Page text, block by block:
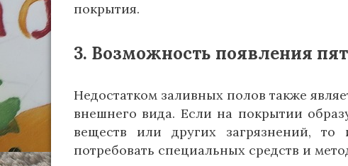
покрытия.
3. Возможность появления
Недостатком заливных полов также
внешнего вида. Если на покрытии
веществ или других загрязнений,
потребовать специальных средств и